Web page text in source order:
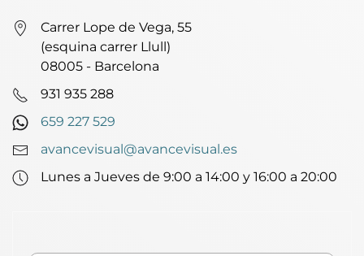
Carrer Lope de Vega, 55
(esquina carrer Llull)
08005 - Barcelona
931 935 288
659 227 529
avancevisual@avancevisual.es
Lunes a Jueves de 9:00 a 14:00 y 16:00 a 20:00